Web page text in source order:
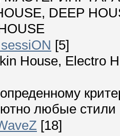
DEEP
[5]
House, Electro
любые стили
[18]